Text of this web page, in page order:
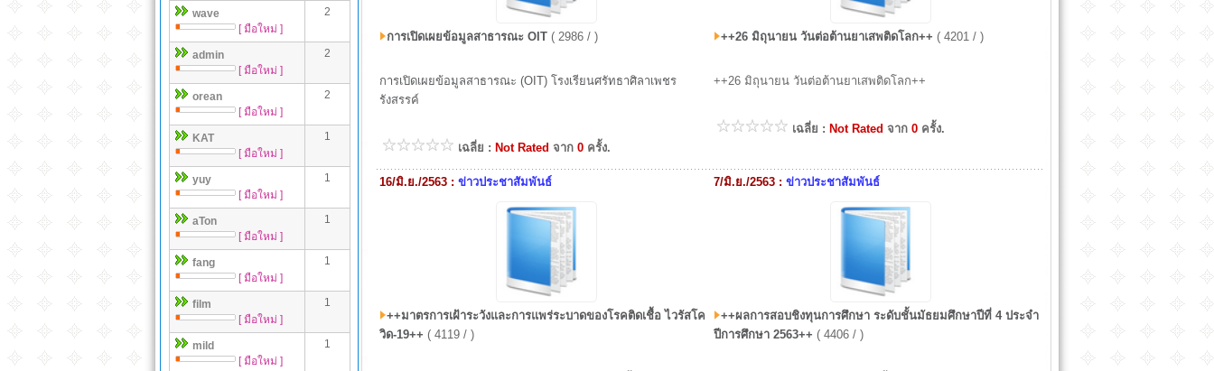
wave
[ มือใหม่ ]
2
admin
[ มือใหม่ ]
2
orean
[ มือใหม่ ]
2
KAT
[ มือใหม่ ]
1
yuy
[ มือใหม่ ]
1
aTon
[ มือใหม่ ]
1
fang
[ มือใหม่ ]
1
film
[ มือใหม่ ]
1
mild
[ มือใหม่ ]
1
การเปิดเผยข้อมูลสาธารณะ OIT ( 2986 / )
การเปิดเผยข้อมูลสาธารณะ (OIT) โรงเรียนศรัทธาศิลาเพชร
รังสรรค์
เฉลี่ย : Not Rated จาก 0 ครั้ง.
++26 มิถุนายน วันต่อต้านยาเสพติดโลก++ ( 4201 / )
++26 มิถุนายน วันต่อต้านยาเสพติดโลก++
เฉลี่ย : Not Rated จาก 0 ครั้ง.
16/มิ.ย./2563 : ข่าวประชาสัมพันธ์
++มาตรการเฝ้าระวังและการแพร่ระบาดของโรคติดเชื้อ ไวรัสโค
วิด-19++ ( 4119 / )
7/มิ.ย./2563 : ข่าวประชาสัมพันธ์
++ผลการสอบชิงทุนการศึกษา ระดับชั้นมัธยมศึกษาปีที่ 4 ประจำ
ปีการศึกษา 2563++ ( 4406 / )